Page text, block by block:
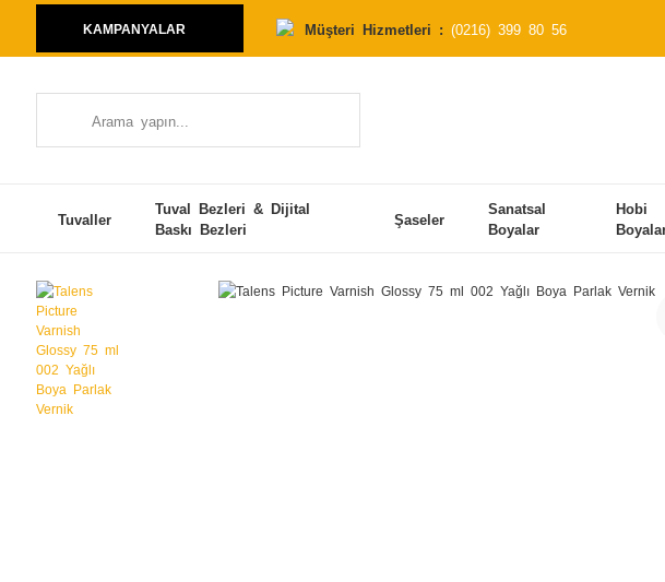
KAMPANYALAR Müşteri Hizmetleri : (0216) 399 80 56
Tuvaller
Tuval Bezleri & Dijital
Baskı Bezleri
Şaseler
Sanatsal
Boyalar
Hobi